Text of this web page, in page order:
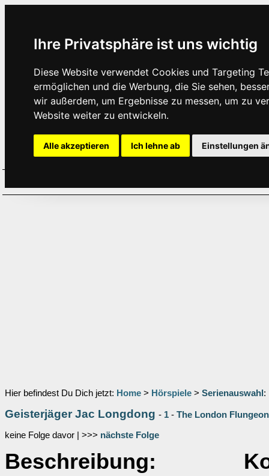
Ihre Privatsphäre ist uns wichtig
Diese Website verwendet Cookies und Targeting
ermöglichen und die Werbung, die Sie sehen,
wir außerdem, um Ergebnisse zu messen, um zu
Website weiter zu entwickeln.
Alle akzeptieren Ich lehne ab Einstellungen
Hier befindest Du Dich jetzt: Home > Hörspiele > Serienauswahl :
Geisterjäger Jac Longdong - 1 - The London Flungeon
keine Folge davor | >>> nächste Folge
Beschreibung: